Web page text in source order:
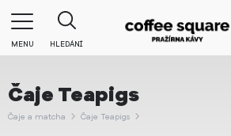
MENU HLEDÁNÍ
Čaje Teapigs
Čaje a matcha Čaje Teapigs